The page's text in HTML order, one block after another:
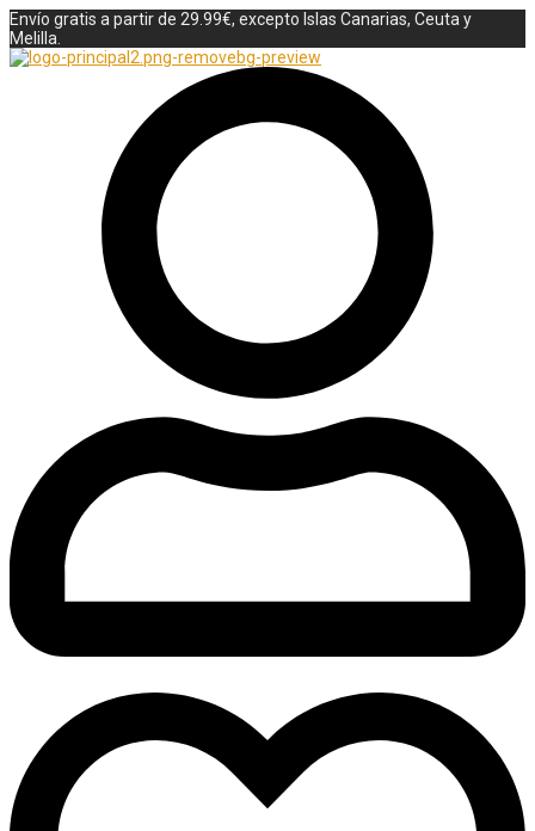
Envío gratis a partir de 29.99€, excepto Islas Canarias, Ceuta y
Melilla.